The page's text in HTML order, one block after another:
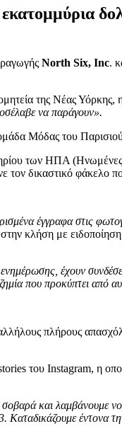
North Six, Inc.
της Νέας
να παράγουν».
Μόδας του
των ΗΠΑ (Ηνωμένες
τον δικαστικό φάκελο
έγγραφα στις
κλήση με
έχουν
που προκύπτει από
πλήρους
του Instagram, η
και λαμβάνουμε
Καταδικάζουμε έντονα